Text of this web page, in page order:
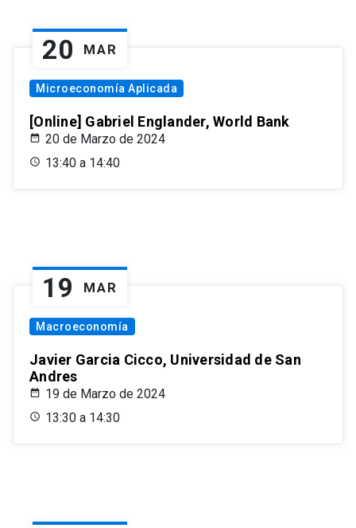
20 MAR
Microeconomía Aplicada
[Online] Gabriel Englander, World Bank
20 de Marzo de 2024
13:40 a 14:40
19 MAR
Macroeconomía
Javier Garcia Cicco, Universidad de San
Andres
19 de Marzo de 2024
13:30 a 14:30